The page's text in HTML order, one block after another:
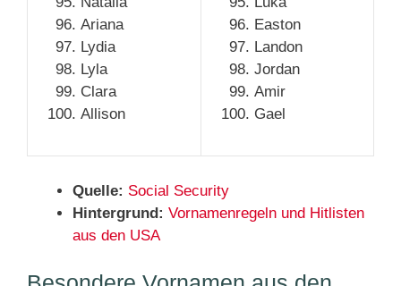
Ariana
Lydia
Lyla
Clara
Allison
Easton
Landon
Jordan
Amir
Gael
Quelle: Social Security
Hintergrund: Vornamenregeln und Hitlisten
aus den USA